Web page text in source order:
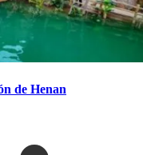
de Henan